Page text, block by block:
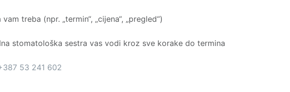
treba (npr. „termin“, „cijena“, „pregled“)
stomatološka sestra vas vodi kroz sve korake do termina
53 241 602